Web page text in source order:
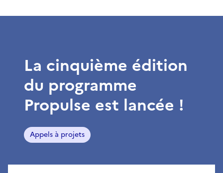
La cinquième édition
du programme
Propulse est lancée !
Appels à projets